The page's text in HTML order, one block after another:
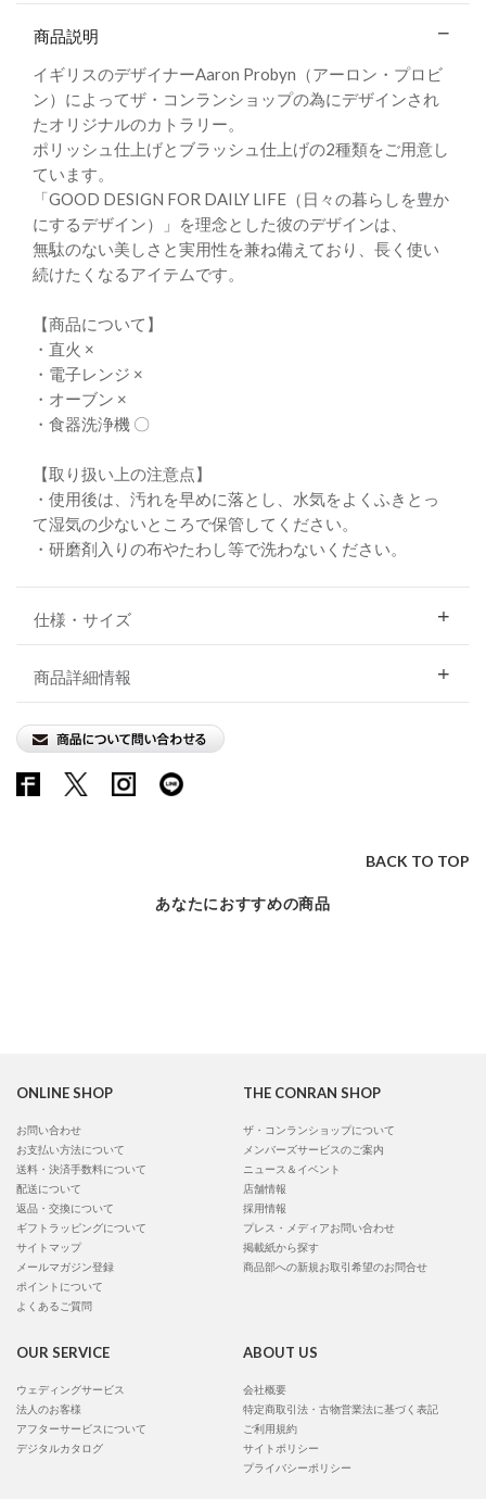
商品説明
イギリスのデザイナーAaron Probyn（アーロン・プロビ
ン）によってザ・コンランショップの為にデザインされ
たオリジナルのカトラリー。
ポリッシュ仕上げとブラッシュ仕上げの2種類をご用意し
ています。
「GOOD DESIGN FOR DAILY LIFE（日々の暮らしを豊か
にするデザイン）」を理念とした彼のデザインは、
無駄のない美しさと実用性を兼ね備えており、長く使い
続けたくなるアイテムです。
【商品について】
・直火 ×
・電子レンジ ×
・オーブン ×
・食器洗浄機 〇
【取り扱い上の注意点】
・使用後は、汚れを早めに落とし、水気をよくふきとっ
て湿気の少ないところで保管してください。
・研磨剤入りの布やたわし等で洗わないください。
仕様・サイズ
商品詳細情報
BACK TO TOP
あなたにおすすめの商品
ONLINE SHOP
お問い合わせ
お支払い方法について
送料・決済手数料について
配送について
返品・交換について
ギフトラッピングについて
サイトマップ
メールマガジン登録
ポイントについて
よくあるご質問
THE CONRAN SHOP
ザ・コンランショップについて
メンバーズサービスのご案内
ニュース＆イベント
店舗情報
採用情報
プレス・メディアお問い合わせ
掲載紙から探す
商品部への新規お取引希望のお問合せ
OUR SERVICE
ウェディングサービス
法人のお客様
アフターサービスについて
デジタルカタログ
ABOUT US
会社概要
特定商取引法・古物営業法に基づく表記
ご利用規約
サイトポリシー
プライバシーポリシー